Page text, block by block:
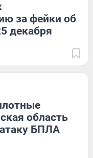
за фейки об
декабря
область
БПЛА